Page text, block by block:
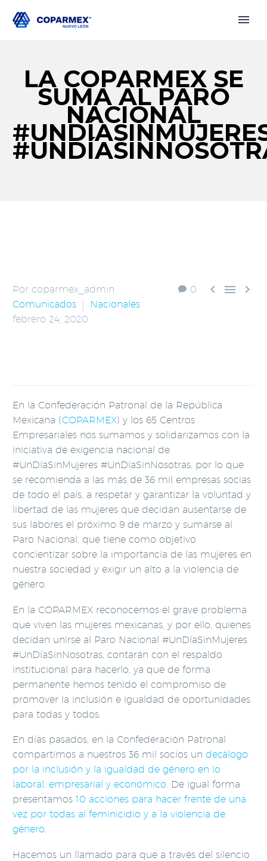
LA COPARMEX SE
SUMA AL PARO
NACIONAL
0   
Por coparmex_admin
Comunicados
Nacionales
febrero 24, 2020
En la Confederación Patronal de la República
Mexicana (COPARMEX) y los 65 Centros
Empresariales nos sumamos y solidarizamos con la
iniciativa de exigencia nacional de
#UnDíaSinMujeres #UnDíaSinNosotras, por lo que
se recomienda a las más de 36 mil empresas socias
de todo el país, a respetar y garantizar la voluntad y
libertad de las mujeres que decidan ausentarse de
sus labores el próximo 9 de marzo y sumarse al
Paro Nacional, que tiene como objetivo
concientizar sobre la importancia de las mujeres en
nuestra sociedad y exigir un alto a la violencia de
género.
En la COPARMEX reconocemos el grave problema
que viven las mujeres mexicanas, y por ello, quienes
decidan unirse al Paro Nacional #UnDíaSinMujeres
#UnDíaSinNosotras, contarán con el respaldo
institucional para hacerlo, ya que de forma
permanente hemos tenido el compromiso de
promover la inclusión e igualdad de oportunidades
para todas y todos.
En días pasados, en la Confederación Patronal
compartimos a nuestros 36 mil socios un decálogo
por la inclusión y la igualdad de género en lo
laboral, empresarial y económico. De igual forma
presentamos 10 acciones para hacer frente de una
vez por todas al feminicidio y a la violencia de
género.
Hacemos un llamado para que a través del silencio